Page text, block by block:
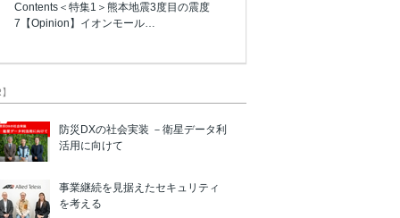
Contents＜特集1＞熊本地震3度目の震度
7【Opinion】イオンモール…
防災DXの社会実装 －衛星データ利
活用に向けて
事業継続を見据えたセキュリティ
を考える